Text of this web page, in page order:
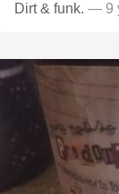
Dirt & funk. — 9